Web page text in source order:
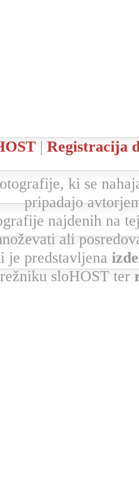
| Registracija
ki se
pripadajo
najdenih na
ali
je predstavljena
sloHOST ter